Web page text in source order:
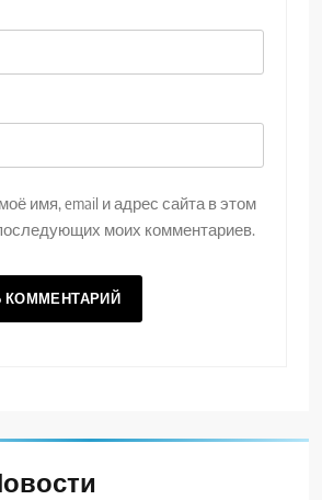
имя, email и адрес сайта в этом
моих комментариев.